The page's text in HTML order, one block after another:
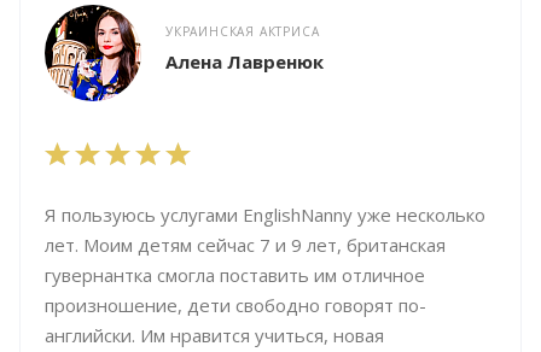
УКРАИНСКАЯ АКТРИСА
Алена Лавренюк
Я пользуюсь услугами EnglishNanny уже несколько
лет. Моим детям сейчас 7 и 9 лет, британская
гувернантка смогла поставить им отличное
произношение, дети свободно говорят по-
английски. Им нравится учиться, новая